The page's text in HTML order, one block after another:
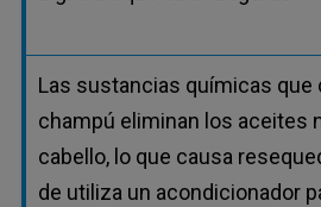
Las sustancias químicas que
champú eliminan los aceites
cabello, lo que causa
de utiliza un acondicionador